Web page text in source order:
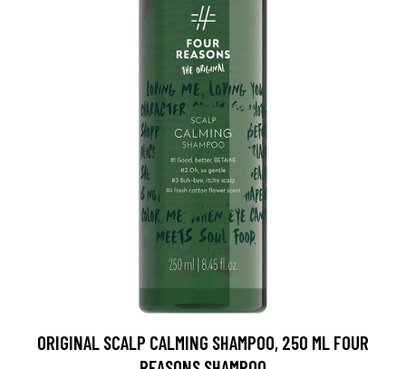
ORIGINAL SCALP CALMING SHAMPOO, 250 ML FOUR